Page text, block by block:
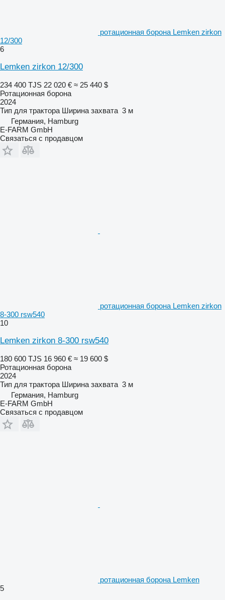
ротационная борона Lemken zirkon
12/300
6
Lemken zirkon 12/300
234 400 TJS 22 020 € ≈ 25 440 $
Ротационная борона
2024
Тип для трактора Ширина захвата 3 м
Германия, Hamburg
E-FARM GmbH
Связаться с продавцом
ротационная борона Lemken zirkon
8-300 rsw540
10
Lemken zirkon 8-300 rsw540
180 600 TJS 16 960 € ≈ 19 600 $
Ротационная борона
2024
Тип для трактора Ширина захвата 3 м
Германия, Hamburg
E-FARM GmbH
Связаться с продавцом
ротационная борона Lemken
5